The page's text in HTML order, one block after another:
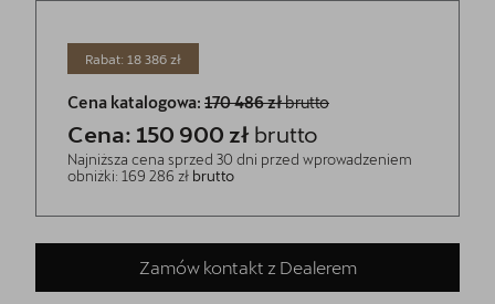
Rabat: 18 386 zł
Cena katalogowa: 170 486 złbrutto
Cena: 150 900 zł brutto
Najniższa cena sprzed 30 dni przed wprowadzeniem
obniżki: 169 286 zł brutto
Zamów kontakt z Dealerem